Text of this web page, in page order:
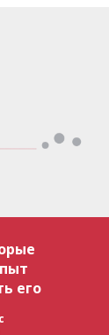
праве и
полного
являются
его